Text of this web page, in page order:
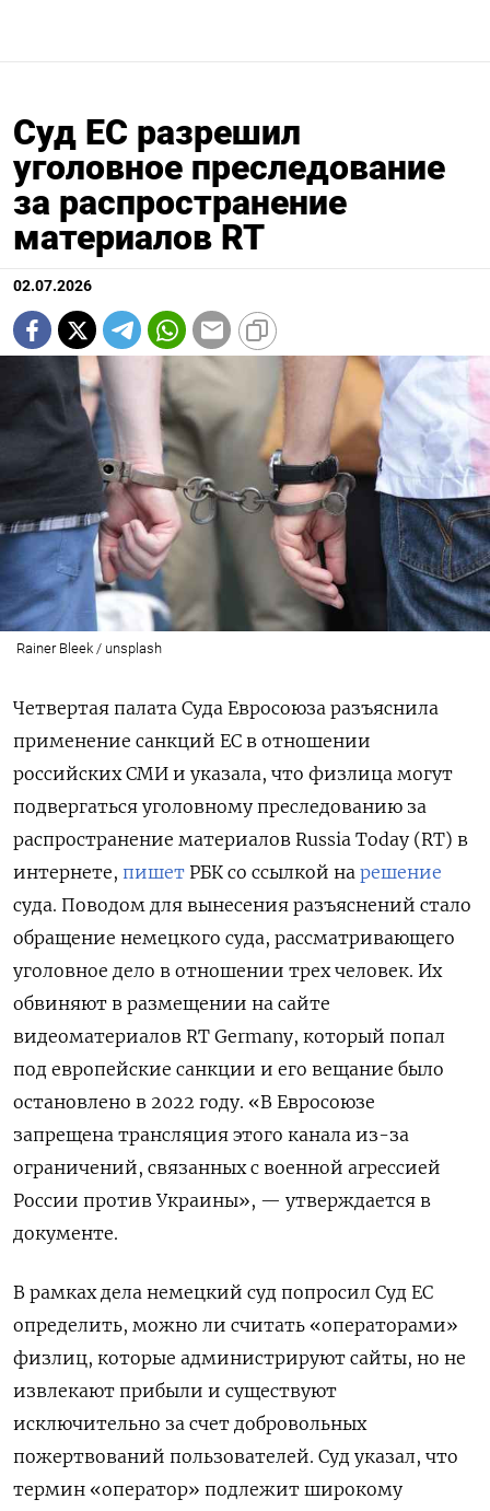
Суд ЕС разрешил
уголовное преследование
за распространение
материалов RT
02.07.2026
Rainer Bleek / unsplash
Четвертая палата Суда Евросоюза разъяснила
применение санкций ЕС в отношении
российских СМИ и указала, что физлица могут
подвергаться уголовному преследованию за
распространение материалов Russia Today (RT) в
интернете, пишет РБК со ссылкой на решение
суда. Поводом для вынесения разъяснений стало
обращение немецкого суда, рассматривающего
уголовное дело в отношении трех человек. Их
обвиняют в размещении на сайте
видеоматериалов RT Germany, который попал
под европейские санкции и его вещание было
остановлено в 2022 году. «В Евросоюзе
запрещена трансляция этого канала из-за
ограничений, связанныхс военной агрессией
России против Украины», — утверждается в
документе.
В рамках дела немецкий суд попросил Суд ЕС
определить, можно ли считать «операторами»
физлиц, которые администрируют сайты, но не
извлекают прибыли и существуют
исключительно за счет добровольных
пожертвований пользователей. Суд указал, что
термин «оператор» подлежит широкому